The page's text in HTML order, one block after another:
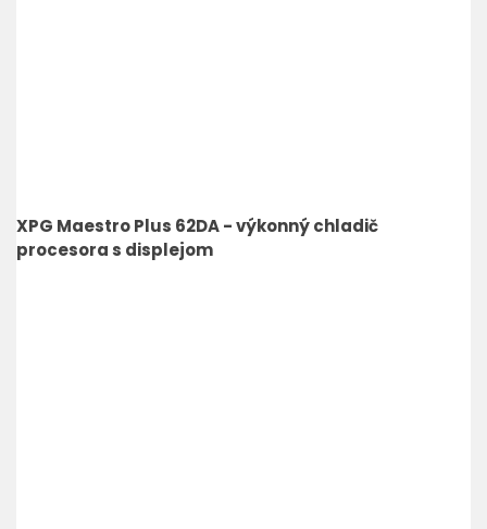
XPG Maestro Plus 62DA - výkonný chladič
procesora s displejom